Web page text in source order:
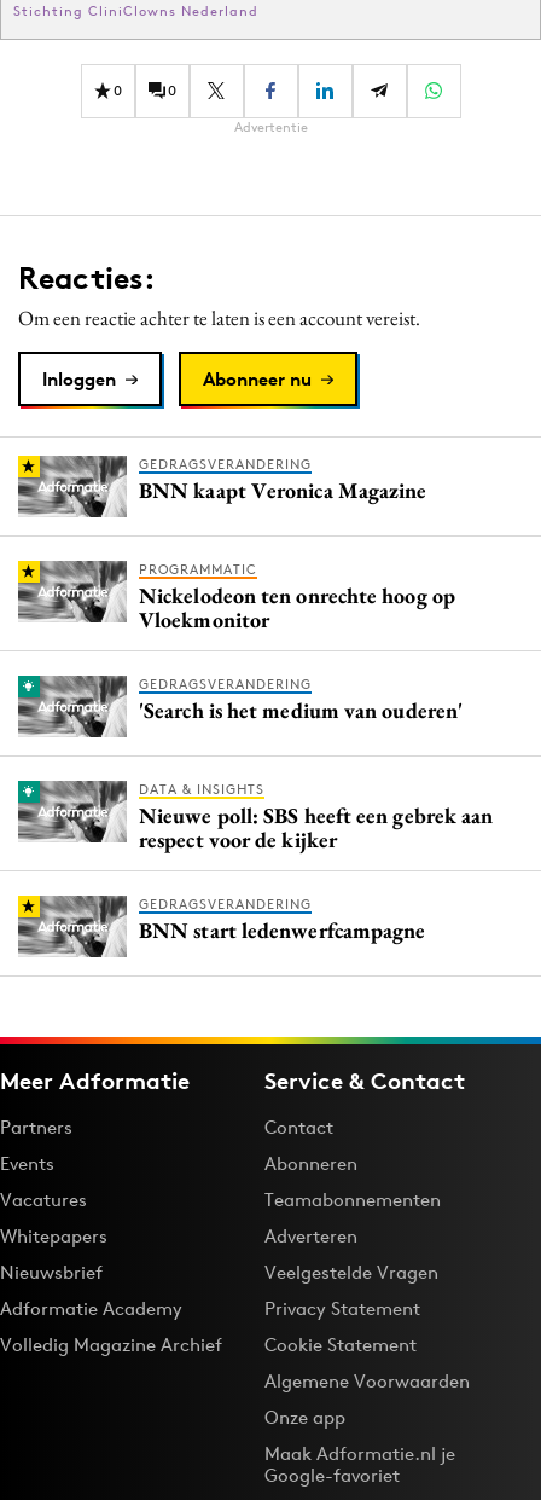
Stichting CliniClowns Nederland
0 0
Advertentie
Reacties:
Om een reactie achter te laten is een account vereist.
Inloggen Abonneer nu
GEDRAGSVERANDERING
BNN kaapt Veronica Magazine
PROGRAMMATIC
Nickelodeon ten onrechte hoog op
Vloekmonitor
GEDRAGSVERANDERING
'Search is het medium van ouderen'
DATA & INSIGHTS
Nieuwe poll: SBS heeft een gebrek aan
respect voor de kijker
GEDRAGSVERANDERING
BNN start ledenwerfcampagne
Meer Adformatie
Partners
Events
Vacatures
Whitepapers
Nieuwsbrief
Adformatie Academy
Volledig Magazine Archief
Service & Contact
Contact
Abonneren
Teamabonnementen
Adverteren
Veelgestelde Vragen
Privacy Statement
Cookie Statement
Algemene Voorwaarden
Onze app
Maak Adformatie.nl je
Google-favoriet